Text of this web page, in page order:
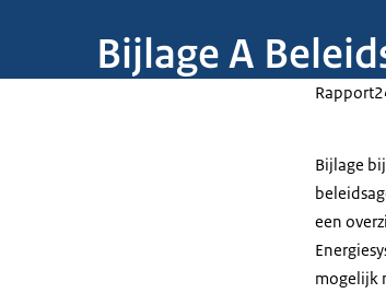
Bijlage A
Rapport
Bijlage
een
mogelijk